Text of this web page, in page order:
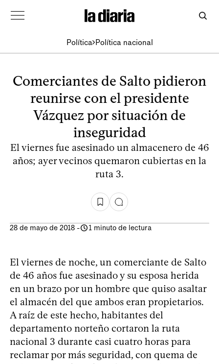
Política Política nacional
Comerciantes de Salto pidieron
reunirse con el presidente
Vázquez por situación de
inseguridad
El viernes fue asesinado un almacenero de 46
años; ayer vecinos quemaron cubiertas en la
ruta 3.
28 de mayo de 2018 - 1 minuto de lectura
El viernes de noche, un comerciante de Salto
de 46 años fue asesinado y su esposa herida
en un brazo por un hombre que quiso asaltar
el almacén del que ambos eran propietarios.
A raíz de este hecho, habitantes del
departamento norteño cortaron la ruta
nacional 3 durante casi cuatro horas para
reclamar por más seguridad, con quema de